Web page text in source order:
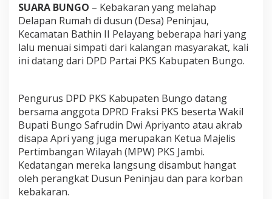
k
a
n
S
e
m
k
o
K
p
a
d
a
SUARA BUNGO – Kebakaran yang melahap
Delapan Rumah di dusun (Desa) Peninjau,
Kecamatan Bathin II Pelayang beberapa hari yang
lalu menuai simpati dari kalangan masyarakat, kali
ini datang dari DPD Partai PKS Kabupaten Bungo.
Pengurus DPD PKS Kabupaten Bungo datang
bersama anggota DPRD Fraksi PKS beserta Wakil
Bupati Bungo Safrudin Dwi Apriyanto atau akrab
disapa Apri yang juga merupakan Ketua Majelis
Pertimbangan Wilayah (MPW) PKS Jambi.
Kedatangan mereka langsung disambut hangat
oleh perangkat Dusun Peninjau dan para korban
kebakaran.